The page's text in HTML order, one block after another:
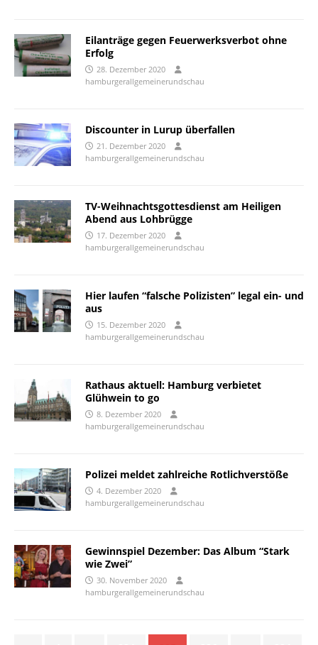
Eilanträge gegen Feuerwerksverbot ohne
Erfolg
28. Dezember 2020
hamburgerallgemeinerundschau
Discounter in Lurup überfallen
21. Dezember 2020
hamburgerallgemeinerundschau
TV-Weihnachtsgottesdienst am Heiligen
Abend aus Lohbrügge
17. Dezember 2020
hamburgerallgemeinerundschau
Hier laufen “falsche Polizisten” legal ein- und
aus
15. Dezember 2020
hamburgerallgemeinerundschau
Rathaus aktuell: Hamburg verbietet
Glühwein to go
8. Dezember 2020
hamburgerallgemeinerundschau
Polizei meldet zahlreiche Rotlichverstöße
4. Dezember 2020
hamburgerallgemeinerundschau
Gewinnspiel Dezember: Das Album “Stark
wie Zwei”
30. November 2020
hamburgerallgemeinerundschau